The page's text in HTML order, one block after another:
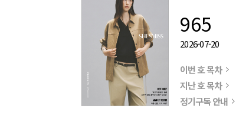
965
2026-07-20
이번 호 목차
지난 호 목차
정기구독 안내